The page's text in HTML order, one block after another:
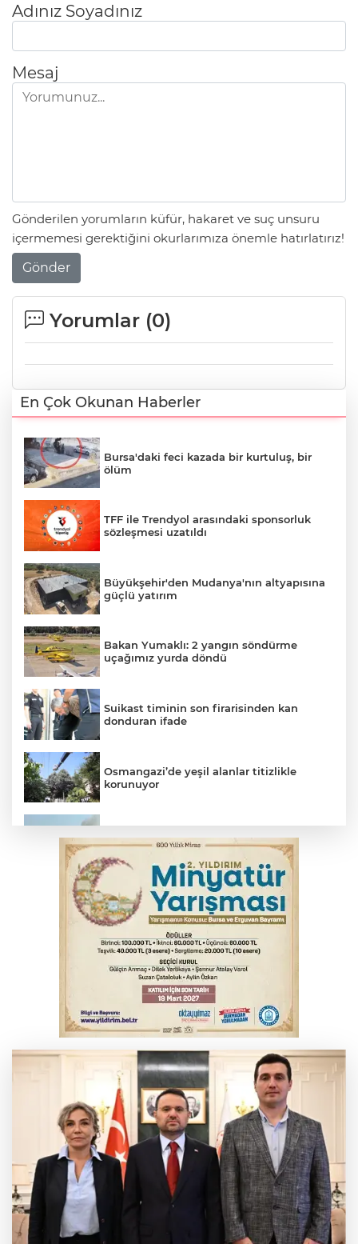
Adınız Soyadınız
Mesaj
Gönderilen yorumların küfür, hakaret ve suç unsuru
içermemesi gerektiğini okurlarımıza önemle hatırlatırız!
Gönder
Yorumlar (0)
En Çok Okunan Haberler
Bursa'daki feci kazada bir kurtuluş, bir
ölüm
TFF ile Trendyol arasındaki sponsorluk
sözleşmesi uzatıldı
Büyükşehir'den Mudanya'nın altyapısına
güçlü yatırım
Bakan Yumaklı: 2 yangın söndürme
uçağımız yurda döndü
Suikast timinin son firarisinden kan
donduran ifade
Osmangazi’de yeşil alanlar titizlikle
korunuyor
Bursa'da tavuk çiftliğinde yangın
Benzine dev indirim! Pompaya fiyatlarına
yansıyacak mı?
Bursa'da otomobil motosikletle çarpıştı:
2'si çocuk 3 yaralı
Bursa'da alkollü sürücü mahalleyi savaş
alanına çevirdi